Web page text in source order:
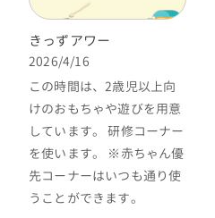
きっずアワー
2026/4/16
この時間は、2歳児以上向
けのおもちゃや遊びを用意
しています。 研修コーナー
を使います。 ※赤ちゃん優
先コーナーはいつも通り使
うことができます。